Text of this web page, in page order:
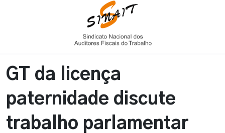
GT da licença
paternidade discute
trabalho parlamentar